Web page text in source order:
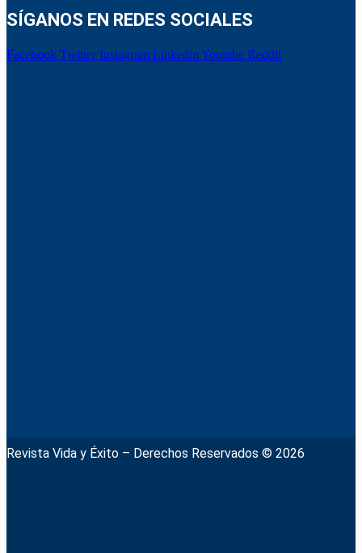
SÍGANOS EN REDES SOCIALES
Facebook Twitter Instagram Linkedin Youtube Reddit
Revista Vida y Éxito – Derechos Reservados © 2026